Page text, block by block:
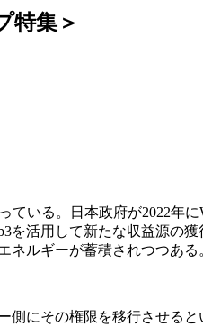
特集＞
いる。日本政府が2022年
を活用して新たな収益源の
ルギーが蓄積されつつある
にその権限を移行させると